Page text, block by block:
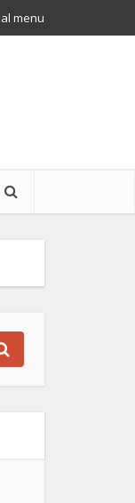
menu